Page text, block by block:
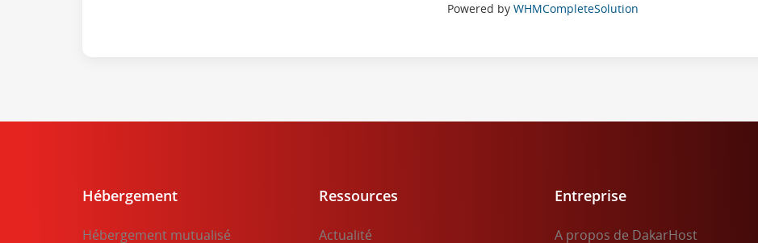
Powered by WHMCompleteSolution
Hébergement
Hébergement mutualisé
Ressources
Actualité
Entreprise
A propos de DakarHost